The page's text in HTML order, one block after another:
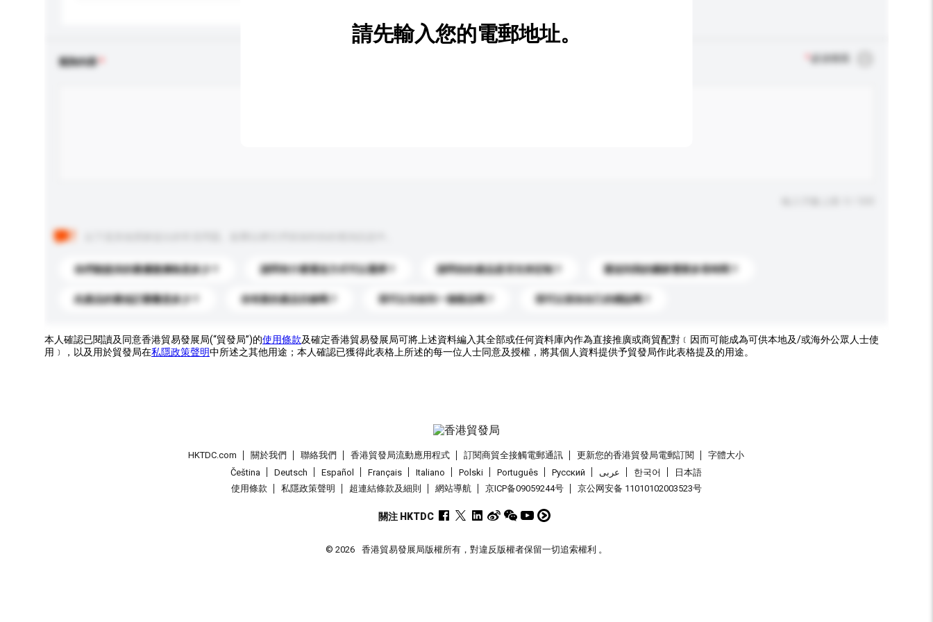
查詢內容
你們能提供的最優惠價格是多少？ 請問有什麼運送方式可以選擇？ 請問你的產品是否支持定制？ 運送到我的國家需要多長時間？
此產品的最低訂購量是多少？ 你有新的產品目錄嗎？ 我可以先收到一個樣品嗎？ 我可以添加自己的標誌嗎？
請先輸入您的電郵地址。
本人確認已閱讀及同意香港貿易發展局(“貿發局”)的使用條款及確定香港貿易發展局可將上述資料編入其全部或任何資料庫內作為直接推廣或商貿配對﹝因而可能成為可供本地及/或海外公眾人士使
用﹞，以及用於貿發局在私隱政策聲明中所述之其他用途；本人確認已獲得此表格上所述的每一位人士同意及授權，將其個人資料提供予貿發局作此表格提及的用途。
HKTDC.com 關於我們 聯絡我們 香港貿發局流動應用程式 訂閱商貿全接觸電郵通訊 更新您的香港貿發局電郵訂閱
字體大小
Čeština
Deutsch Español Français Italiano Polski Português Pусский عربى 한국어
日本語
使用條款
私隱政策聲明 超連結條款及細則 網站導航 京ICP备09059244号 京公网安备 11010102003523号
關注 HKTDC
© 2026 香港貿易發展局版權所有，對違反版權者保留一切追索權利 。